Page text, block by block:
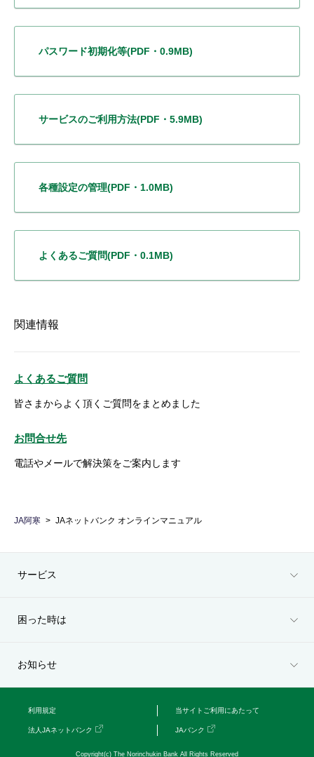
パスワード初期化等(PDF・0.9MB)
サービスのご利用方法(PDF・5.9MB)
各種設定の管理(PDF・1.0MB)
よくあるご質問(PDF・0.1MB)
関連情報
よくあるご質問
皆さまからよく頂くご質問をまとめました
お問合せ先
電話やメールで解決策をご案内します
JA阿寒 JAネットバンク オンラインマニュアル
サービス
困った時は
お知らせ
利用規定 当サイトご利用にあたって
法人JAネットバンク JAバンク
Copyright(c) The Norinchukin Bank All Rights Reserved